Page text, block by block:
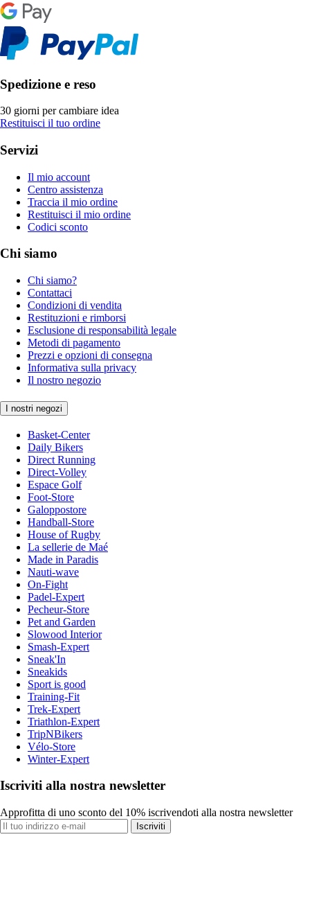
Spedizione e reso
30 giorni per cambiare idea
Restituisci il tuo ordine
Servizi
Il mio account
Centro assistenza
Traccia il mio ordine
Restituisci il mio ordine
Codici sconto
Chi siamo
Chi siamo?
Contattaci
Condizioni di vendita
Restituzioni e rimborsi
Esclusione di responsabilità legale
Metodi di pagamento
Prezzi e opzioni di consegna
Informativa sulla privacy
Il nostro negozio
I nostri negozi
Basket-Center
Daily Bikers
Direct Running
Direct-Volley
Espace Golf
Foot-Store
Galoppostore
Handball-Store
House of Rugby
La sellerie de Maé
Made in Paradis
Nauti-wave
On-Fight
Padel-Expert
Pecheur-Store
Pet and Garden
Slowood Interior
Smash-Expert
Sneak'In
Sneakids
Sport is good
Training-Fit
Trek-Expert
Triathlon-Expert
TripNBikers
Vélo-Store
Winter-Expert
Iscriviti alla nostra newsletter
Approfitta di uno sconto del 10% iscrivendoti alla nostra newsletter
Iscriviti